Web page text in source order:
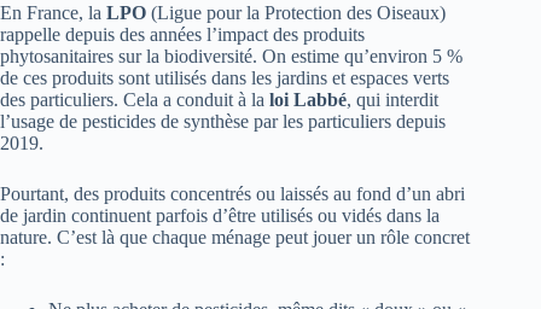
En France, la LPO (Ligue pour la Protection des Oiseaux)
rappelle depuis des années l’impact des produits
phytosanitaires sur la biodiversité. On estime qu’environ 5 %
de ces produits sont utilisés dans les jardins et espaces verts
des particuliers. Cela a conduit à la loi Labbé, qui interdit
l’usage de pesticides de synthèse par les particuliers depuis
2019.
Pourtant, des produits concentrés ou laissés au fond d’un abri
de jardin continuent parfois d’être utilisés ou vidés dans la
nature. C’est là que chaque ménage peut jouer un rôle concret
: